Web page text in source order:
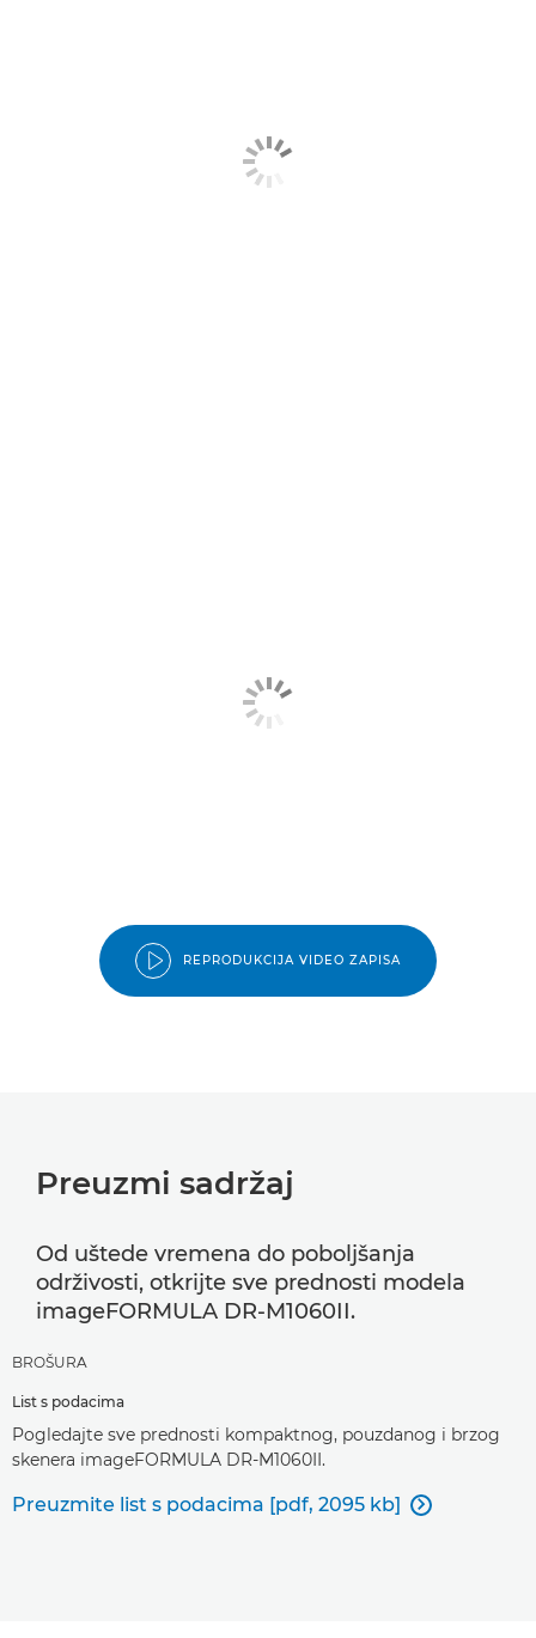
REPRODUKCIJA VIDEO ZAPISA
Preuzmi sadržaj
Od uštede vremena do poboljšanja
održivosti, otkrijte sve prednosti modela
imageFORMULA DR-M1060II.
BROŠURA
List s podacima
Pogledajte sve prednosti kompaktnog, pouzdanog i brzog
skenera imageFORMULA DR-M1060II.
Preuzmite list s podacima [pdf, 2095 kb] 